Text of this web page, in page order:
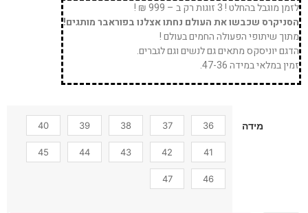
לזמן מוגבל בהחלט ! 3 זוגות רק ב – 999 ₪ !
הסניקרס שכבשו את העולם נחתו אצלנו בפוראבר מותגים!
מתוך שיתופי הפעולה החמים בעולם !
הדגם יוניסקס מתאים גם לנשים וגם לגברים.
זמין במלאי במידה 47-36.
מידה 36
37
38
39
40
41
42
43
44
45
46
47